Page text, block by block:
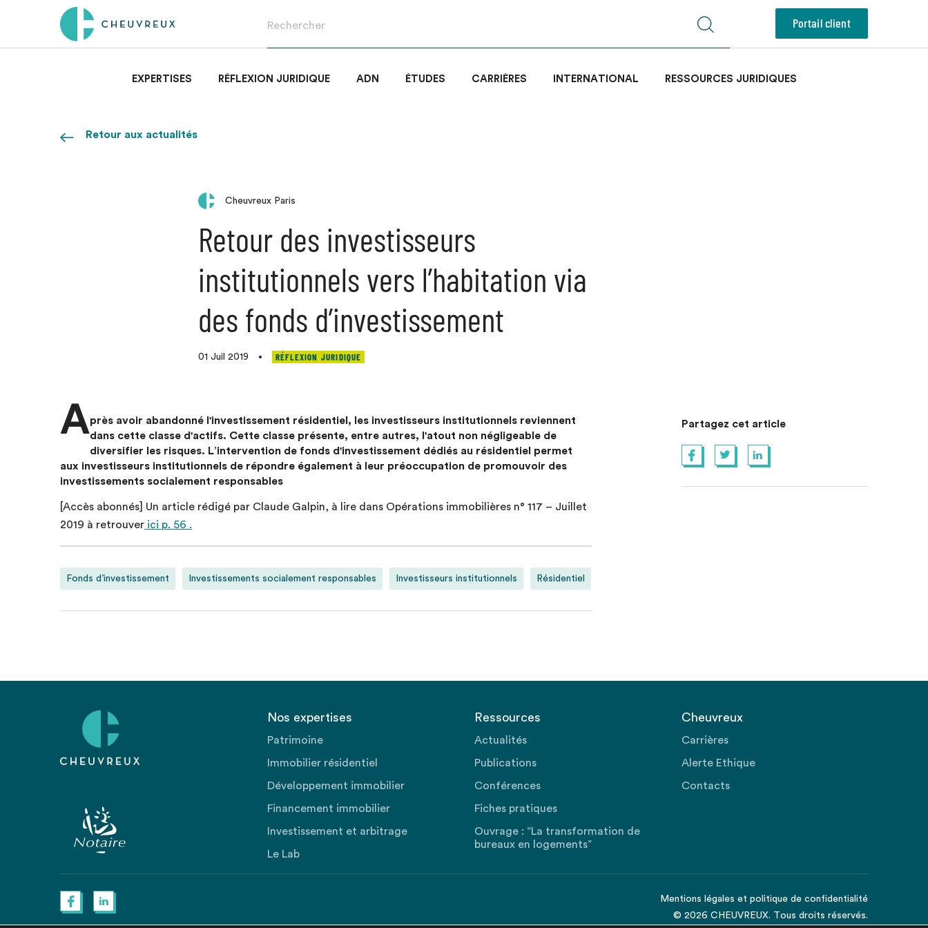
Portail client
EXPERTISES RÉFLEXION JURIDIQUE ADN ÉTUDES CARRIÈRES INTERNATIONAL RESSOURCES JURIDIQUES
Retour aux actualités
Cheuvreux Paris
Retour des investisseurs
institutionnels vers l’habitation via
des fonds d’investissement
01 Juil 2019 • RÉFLEXION JURIDIQUE
Après avoir abandonné l'investissement résidentiel, les investisseurs institutionnels reviennent
dans cette classe d'actifs. Cette classe présente, entre autres, l'atout non négligeable de
diversifier les risques. L’intervention de fonds d'investissement dédiés au résidentiel permet
aux investisseurs institutionnels de répondre également à leur préoccupation de promouvoir des
investissements socialement responsables
[Accès abonnés] Un article rédigé par Claude Galpin, à lire dans Opérations immobilières n° 117 – Juillet
2019 à retrouver ici p. 56 .
Fonds d’investissement Investissements socialement responsables Investisseurs institutionnels Résidentiel
Partagez cet article
Nos expertises
Patrimoine
Immobilier résidentiel
Développement immobilier
Financement immobilier
Investissement et arbitrage
Le Lab
Ressources
Actualités
Publications
Conférences
Fiches pratiques
Ouvrage : “La transformation de
bureaux en logements”
Cheuvreux
Carrières
Alerte Ethique
Contacts
Mentions légales et politique de confidentialité
© 2026 CHEUVREUX. Tous droits réservés.